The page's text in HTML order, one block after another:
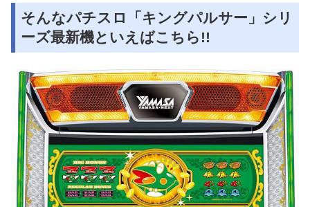
そんなパチスロ「キングパルサー」シリ
ーズ最新機といえばこちら!!